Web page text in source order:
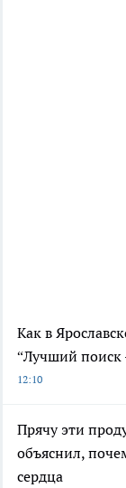
Как в
“Лучший поиск
12:10
Прячу эти
объяснил,
сердца